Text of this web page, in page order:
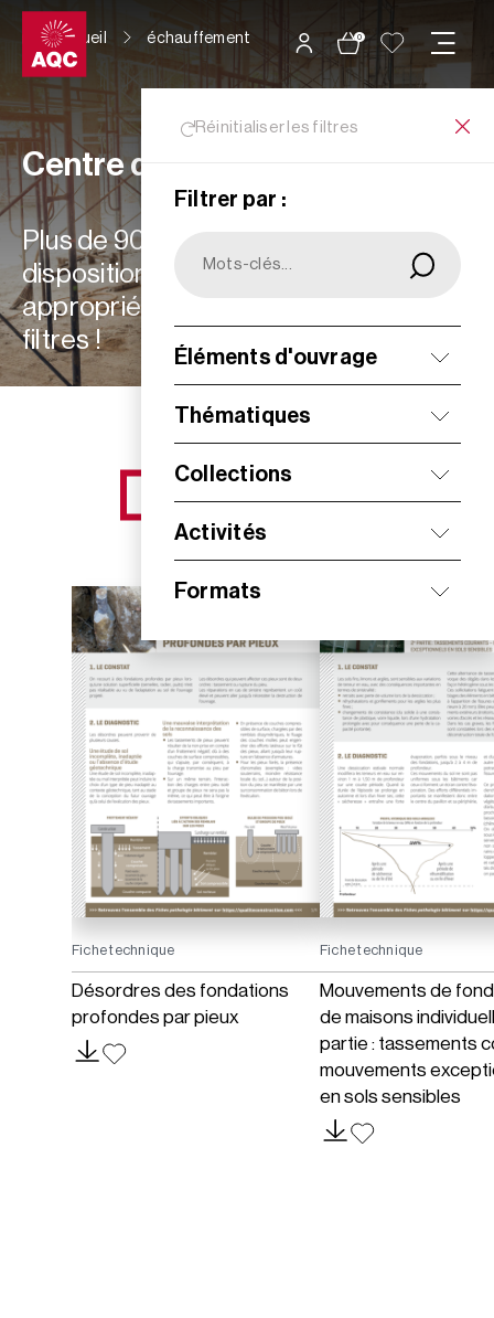
Panneau de gestion des cookies
0
Accueil échauffement
Réinitialiser les filtres
Filtrer par :
Éléments d'ouvrage
Thématiques
Collections
Activités
Formats
Centre de ressources
Plus de 900 ressources à votre
disposition : choisissez les plus
appropriées à vos besoins grâce aux
filtres !
NOS NOUVEAUTÉS
Fiche technique
Désordres des fondations
profondes par pieux
Fiche technique
Mouvements de
de maisons
partie : tassements
mouvements
en sols sensibles